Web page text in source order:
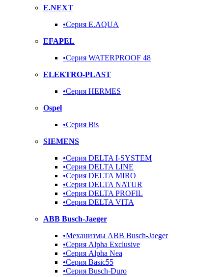
E.NEXT
•Серия E.AQUA
EFAPEL
•Серия WATERPROOF 48
ELEKTRO-PLAST
•Серия HERMES
Ospel
•Серия Bis
SIEMENS
•Серия DELTA I-SYSTEM
•Серия DELTA LINE
•Серия DELTA MIRO
•Серия DELTA NATUR
•Серия DELTA PROFIL
•Серия DELTA VITA
ABB Busch-Jaeger
•Механизмы ABB Busch-Jaeger
•Серия Alpha Exclusive
•Серия Alpha Nea
•Серия Basic55
•Серия Busch-Duro